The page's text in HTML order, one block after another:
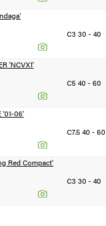
C3 30 - 40
'NCVX1'
C5 40 - 60
'01-06'
C7.5 40 - 60
Red Compact'
C3 30 - 40